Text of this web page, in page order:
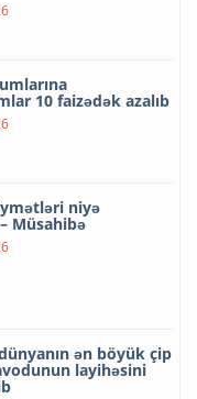
10 faizədək azalıb
niyə
Müsahibə
ən böyük çip
layihəsini